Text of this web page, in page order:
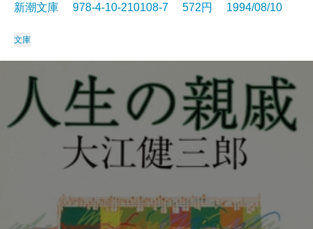
新潮文庫 978-4-10-210108-7 572円 1994/08/10
文庫